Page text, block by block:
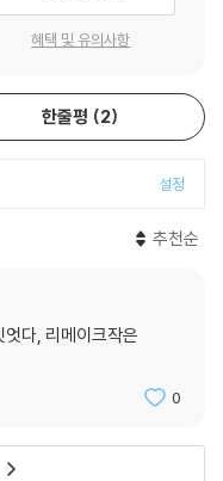
드립니다.
필요하므로 4K전용 플레
프트웨어 최신 버전의 업데
TV를 통해서만 재생 가능합
, 모서리 눌림 및 갈라짐이
봉 상태로 문의 부탁드립니
미한 인쇄 오류가 발생할 수
혜택 및 유의사항
한줄평 2
설정
추천순
다, 리메이크작은
0